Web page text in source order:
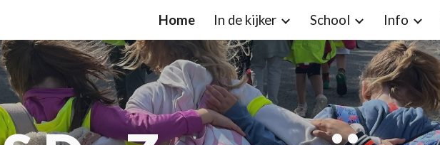
Skip to navigation
Home In de kijker School Info